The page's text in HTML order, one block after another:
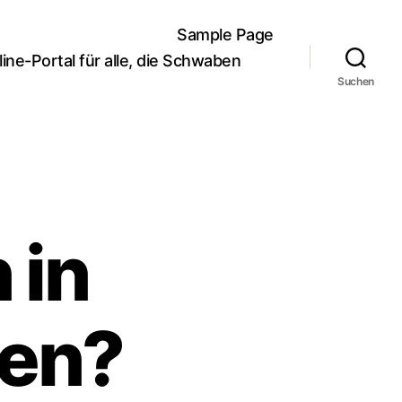
Sample Page
Portal für alle, die Schwaben
Suchen
in